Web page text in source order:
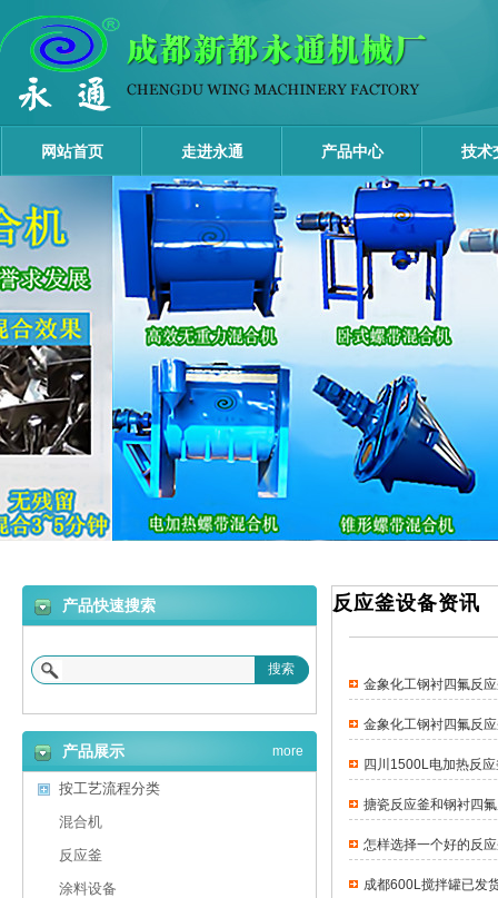
网站首页 走进永通 产品中心 技术
反应釜设备资讯
金象化工钢衬四氟反
金象化工钢衬四氟反
四川1500L电加热反
搪瓷反应釜和钢衬四
怎样选择一个好的反
成都600L搅拌罐已发
产品快速搜索
搜索
产品展示
按工艺流程分类
混合机
反应釜
涂料设备
more